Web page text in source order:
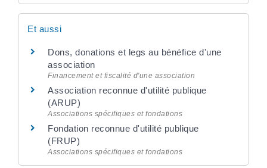
Et aussi
Dons, donations et legs au bénéfice d'une
association
Financement et fiscalité d'une association
Association reconnue d'utilité publique
(ARUP)
Associations spécifiques et fondations
Fondation reconnue d'utilité publique
(FRUP)
Associations spécifiques et fondations